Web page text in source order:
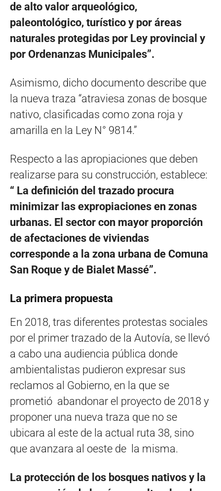
de alto valor arqueológico,
paleontológico, turístico y por áreas
naturales protegidas por Ley provincial y
por Ordenanzas Municipales”.
Asimismo, dicho documento describe que
la nueva traza “atraviesa zonas de bosque
nativo, clasificadas como zona roja y
amarilla en la Ley N° 9814.”
Respecto a las apropiaciones que deben
realizarse para su construcción, establece:
“ La definición del trazado procura
minimizar las expropiaciones en zonas
urbanas. El sector con mayor proporción
de afectaciones de viviendas
corresponde a la zona urbana de Comuna
San Roque y de Bialet Massé”.
La primera propuesta
En 2018, tras diferentes protestas sociales
por el primer trazado de la Autovía, se llevó
a cabo una audiencia pública donde
ambientalistas pudieron expresar sus
reclamos al Gobierno, en la que se
prometió abandonar el proyecto de 2018 y
proponer una nueva traza que no se
ubicara al este de la actual ruta 38, sino
que avanzara al oeste de la misma.
La protección de los bosques nativos y la